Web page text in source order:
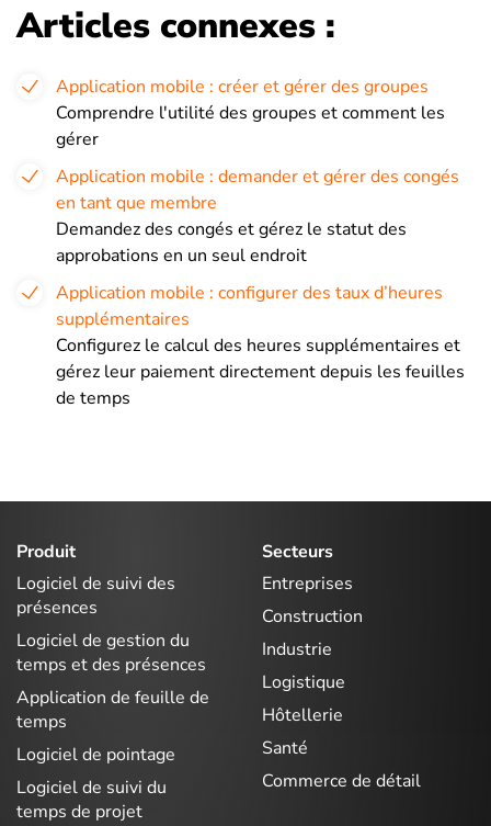
Articles connexes :
Application mobile : créer et gérer des groupes
Comprendre l'utilité des groupes et comment les
gérer
Application mobile : demander et gérer des congés
en tant que membre
Demandez des congés et gérez le statut des
approbations en un seul endroit
Application mobile : configurer des taux d’heures
supplémentaires
Configurez le calcul des heures supplémentaires et
gérez leur paiement directement depuis les feuilles
de temps
Produit
Logiciel de suivi des
présences
Logiciel de gestion du
temps et des présences
Application de feuille de
temps
Logiciel de pointage
Logiciel de suivi du
temps de projet
Secteurs
Entreprises
Construction
Industrie
Logistique
Hôtellerie
Santé
Commerce de détail